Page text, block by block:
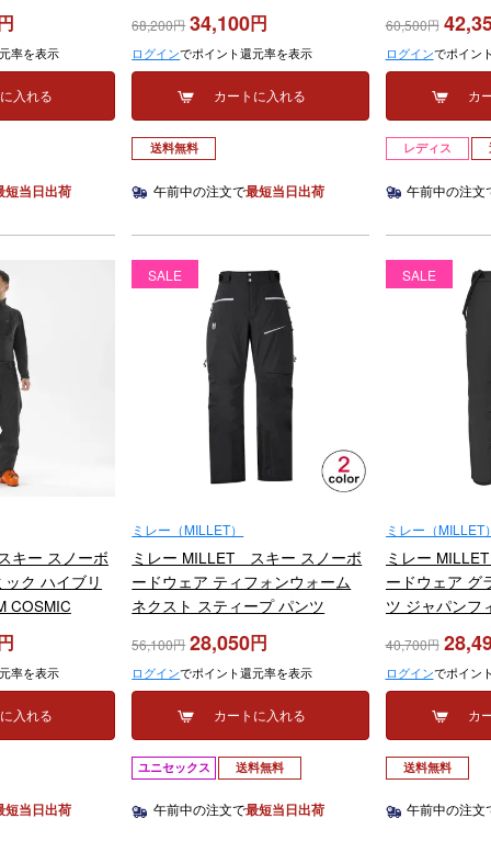
JKT M
率を表示
入れる
短当日出荷
メン TYPHON WARM NX STEEP
JKT M MIV03153 2024-2025
68,200 34,100
ログインでポイント還元率を表示
カートに入れる
送料無料
午前中の注文で最短当日出荷
MIV10608
60,500
ログインでポイン
カ
レディス
午前中の注文
キー スノーボ
ク ハイブリ
COSMIC
2023-
率を表示
入れる
短当日出荷
SALE
ミレー（MILLET）
ミレー MILLET スキー スノーボ
ードウェア ティフォンウォーム
ネクスト スティープ パンツ
TYPHON WARM NX STEEP PANT
M MIV03154 2024-2025
56,100 28,050
ログインでポイント還元率を表示
カートに入れる
ユニセックス 送料無料
午前中の注文で最短当日出荷
SALE
ミレー（MILLET
ミレー
ードウェア グ
ツ ジャパンフ
MIV10596J
40,700
ログインでポイン
カ
送料無料
午前中の注文